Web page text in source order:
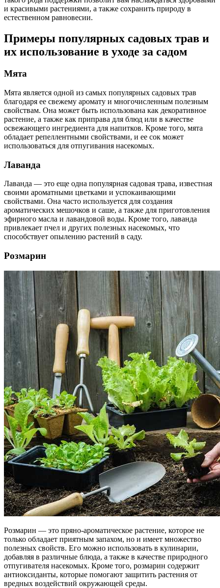
и красивыми растениями, а также сохранить природу в
естественном равновесии.
Примеры популярных садовых трав и
их использование в уходе за садом
Мята
Мята является одной из самых популярных садовых трав
благодаря ее свежему аромату и многочисленным полезным
свойствам. Она может быть использована как декоративное
растение, а также как приправа для блюд или в качестве
освежающего ингредиента для напитков. Кроме того, мята
обладает репеллентными свойствами, и ее сок может
использоваться для отпугивания насекомых.
Лаванда
Лаванда — это еще одна популярная садовая трава, известная
своими ароматными цветками и успокаивающими
свойствами. Она часто используется для создания
ароматических мешочков и саше, а также для приготовления
эфирного масла и лавандовой воды. Кроме того, лаванда
привлекает пчел и других полезных насекомых, что
способствует опылению растений в саду.
Розмарин
Розмарин — это пряно-ароматическое растение, которое не
только обладает приятным запахом, но и имеет множество
полезных свойств. Его можно использовать в кулинарии,
добавляя в различные блюда, а также в качестве природного
отпугивателя насекомых. Кроме того, розмарин содержит
антиоксиданты, которые помогают защитить растения от
вредных воздействий окружающей среды.